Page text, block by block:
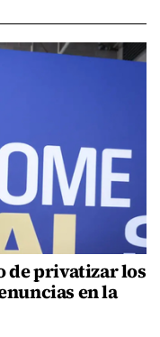
de privatizar los
en la